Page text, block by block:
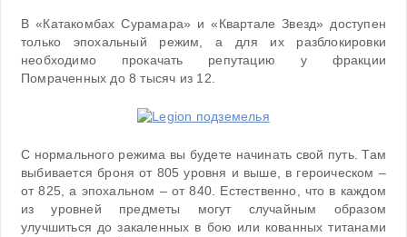
В «Катакомбах Сурамара» и «Квартале Звезд» доступен
только эпохальный режим, а для их разблокировки
необходимо прокачать репутацию у фракции
Помраченных до 8 тысяч из 12.
С нормального режима вы будете начинать свой путь. Там
выбивается броня от 805 уровня и выше, в героическом –
от 825, а эпохальном – от 840. Естественно, что в каждом
из уровней предметы могут случайным образом
улучшиться до закаленных в бою или кованных титанами